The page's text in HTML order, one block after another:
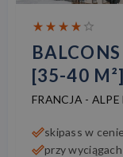
[35-40 M²]
FRANCJA - ALPE
skipass w cenie
przy